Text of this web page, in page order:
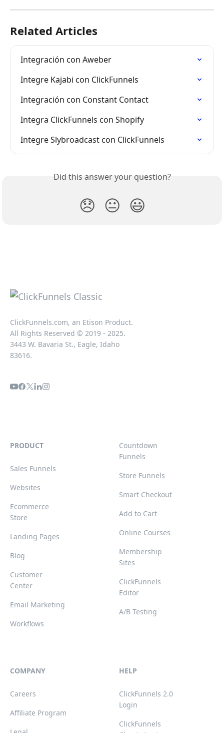
Related Articles
Integración con Aweber
Integre Kajabi con ClickFunnels
Integración con Constant Contact
Integra ClickFunnels con Shopify
Integre Slybroadcast con ClickFunnels
Did this answer your question?
😞 😐 😃
ClickFunnels.com, an Etison Product.
All Rights Reserved © 2019 - 2025.
3443 W. Bavaria St., Eagle, Idaho
83616.
PRODUCT
Sales Funnels
Websites
Ecommerce
Store
Landing Pages
Blog
Customer
Center
Email Marketing
Workflows
Countdown
Funnels
Store Funnels
Smart Checkout
Add to Cart
Online Courses
Membership
Sites
ClickFunnels
Editor
A/B Testing
COMPANY
Careers
Affiliate Program
HELP
ClickFunnels 2.0
Login
ClickFunnels